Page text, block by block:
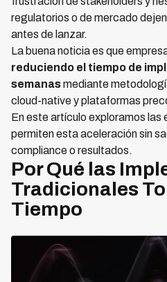
regulatorios o de mercado
antes de lanzar.
La buena noticia es que
reduciendo el tiempo de
semanasmediante
cloud-native y plataformas
En este artículo exploramos
permiten esta aceleración sin
compliance o resultados.
Por Qué las
Tradicionales
Tiempo